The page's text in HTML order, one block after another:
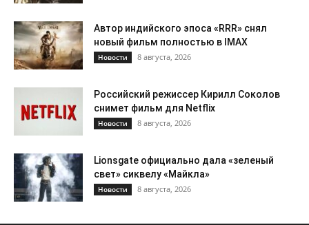
Автор индийского эпоса «RRR» снял
новый фильм полностью в IMAX
Новости 8 августа, 2026
Российский режиссер Кирилл Соколов
снимет фильм для Netflix
Новости 8 августа, 2026
Lionsgate официально дала «зеленый
свет» сиквелу «Майкла»
Новости 8 августа, 2026